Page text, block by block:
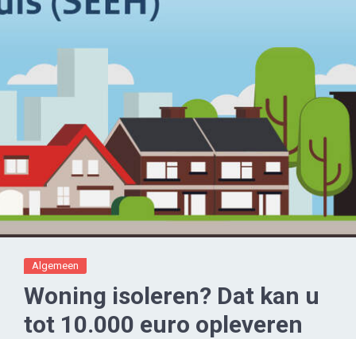
Algemeen
Woning isoleren? Dat kan u
tot 10.000 euro opleveren